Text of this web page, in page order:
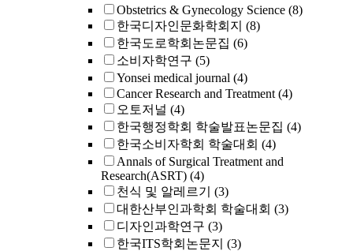
Obstetrics & Gynecology Science (8)
한국디자인문화학회지 (8)
한국도로학회논문집 (6)
소비자학연구 (5)
Yonsei medical journal (4)
Cancer Research and Treatment (4)
오토저널 (4)
한국행정학회 학술발표논문집 (4)
한국소비자학회 학술대회 (4)
Annals of Surgical Treatment and
Research(ASRT) (4)
천식 및 알레르기
(3)
대한산부인과학회 학술대회 (3)
디자인과학연구 (3)
한국ITS학회논문지 (3)